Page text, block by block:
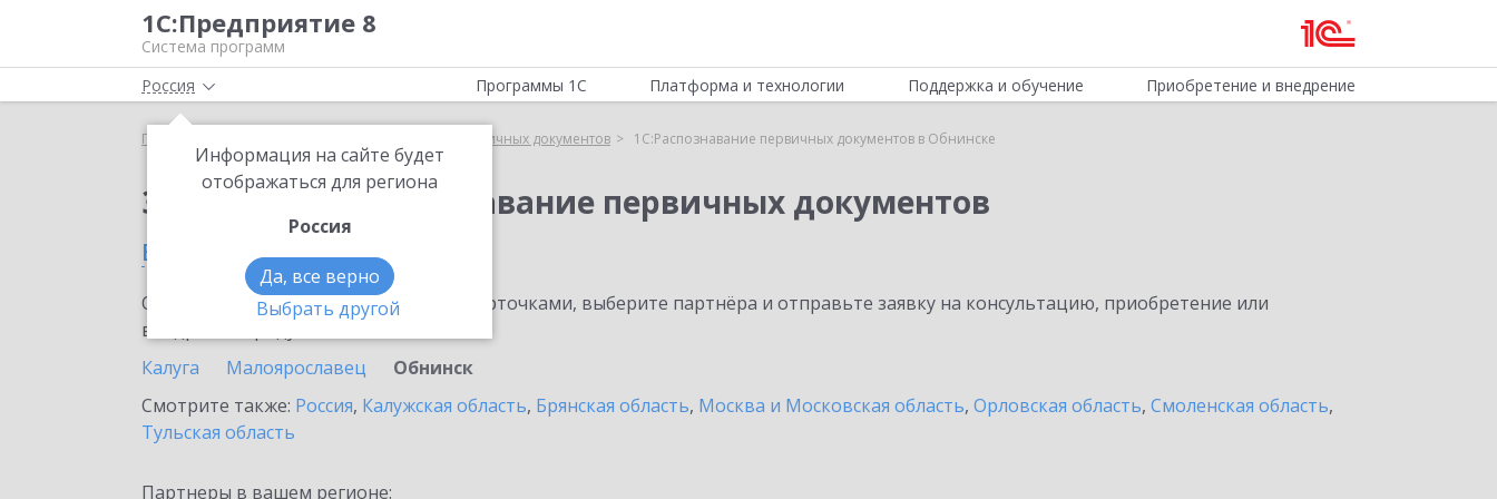
1С:Предприятие 8
Система программ
Россия
Информация на сайте будет
отображаться для региона
Россия
Да, все верно
Выбрать другой
Программы 1С Платформа и технологии Поддержка и обучение Приобретение и внедрение
Главная 1С:Распознавание первичных документов 1С:Распознавание первичных документов в Обнинске
Заказать 1С:Распознавание первичных документов
в Обнинске
Ознакомьтесь с информационными карточками, выберите партнёра и отправьте заявку на консультацию, приобретение или
внедрение продукта.
Калуга
Малоярославец
Обнинск
Смотрите также: Россия, Калужская область, Брянская область, Москва и Московская область, Орловская область, Смоленская область,
Тульская область
Партнеры в вашем регионе: